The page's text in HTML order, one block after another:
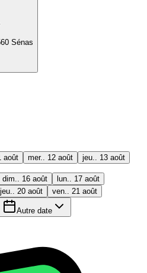
Sénas
août mer.. 12 août jeu.. 13 août
dim.. 16 août
lun.. 17 août
jeu.. 20 août ven.. 21 août
Autre date